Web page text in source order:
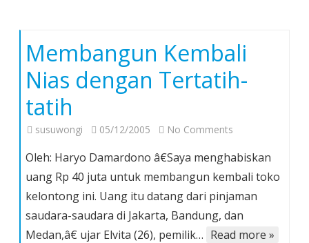
Membangun Kembali
Nias dengan Tertatih-
tatih
susuwongi 05/12/2005 No Comments
Kembali
Nias
dengan
Tertatih-
tatih
Oleh: Haryo Damardono â€Saya menghabiskan
uang Rp 40 juta untuk membangun kembali toko
kelontong ini. Uang itu datang dari pinjaman
saudara-saudara di Jakarta, Bandung, dan
Medan,â€ ujar Elvita (26), pemilik… Read more »